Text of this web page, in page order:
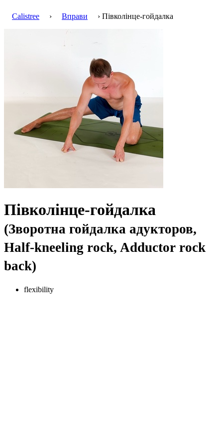
Calistree › Вправи › Півколінце-гойдалка
Півколінце-гойдалка
(Зворотна гойдалка адукторов,
Half-kneeling rock, Adductor rock
back)
flexibility